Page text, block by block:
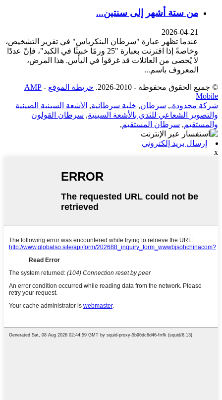
من ستة أشهر إلى سنتين...
2026-04-21
عندما تظهر عبارة "سرطان البنكرياس" في تقرير التشخيص،
وخاصةً إذا اقترنت بعبارة "25 ورمًا خبيثًا في الكبد"، فإنّ عددًا
لا يُحصى من العائلات قد غرقوا في اليأس. هذا المرض،
المعروف باسم...
© جميع الحقوق محفوظة - 2010-2026. خريطة الموقع -
AMP
Mobile
شركة محدودة., سرطان, خلية سرطانية, الأشعة السينية الصينية
والتصوير الشعاعي للثدي بالأشعة السينية, سرطان القولون
والمستقيم, سرطان المستقيم,
إرسال بريد إلكتروني
x